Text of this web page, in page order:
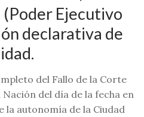
(Poder Ejecutivo
declarativa de
del Fallo de la Corte
del día de la fecha en
la autonomía de la Ciudad